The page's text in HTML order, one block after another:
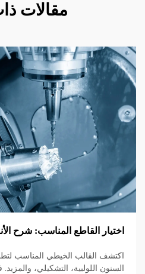
مقالات
اختيار القاطع المناسب: شرح
اكتشف القالب الخيطي المناسب
السنون اللولبية، التشكيلي،